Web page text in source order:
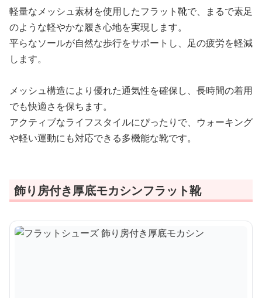
軽量なメッシュ素材を使用したフラット靴で、まるで素足
のような軽やかな履き心地を実現します。
平らなソールが自然な歩行をサポートし、足の疲労を軽減
します。
メッシュ構造により優れた通気性を確保し、長時間の着用
でも快適さを保ちます。
アクティブなライフスタイルにぴったりで、ウォーキング
や軽い運動にも対応できる多機能な靴です。
飾り房付き厚底モカシンフラット靴